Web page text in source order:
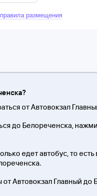
правила размещения
от Автовокзал
до Белореченска,
едет автобус, то
Автовокзал Главный до